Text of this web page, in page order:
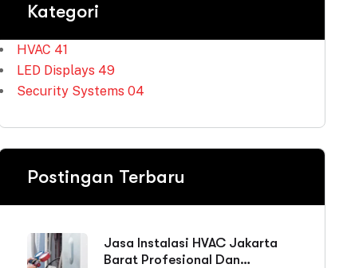
Kategori
HVAC 41
LED Displays 49
Security Systems 04
Postingan Terbaru
Jasa Instalasi HVAC Jakarta
Barat Profesional Dan